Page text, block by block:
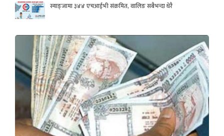
स्याङ्जामा ३४४ एचआईभी संक्रमित, वालिङ सबैभन्दा धेरै